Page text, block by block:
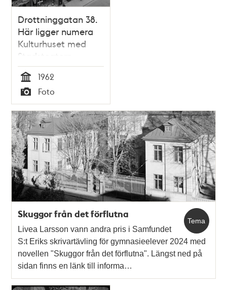
Drottninggatan 38.
Här ligger numera
Kulturhuset med
Stadsteatern
Tid
1962
Typ
Foto
Tema
Skuggor från det förflutna
Livea Larsson vann andra pris i Samfundet
S:t Eriks skrivartävling för gymnasieelever 2024 med
novellen "Skuggor från det förflutna". Längst ned på
sidan finns en länk till informa…